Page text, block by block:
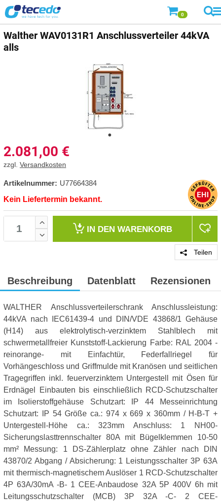
0
Walther WAV0131R1 Anschlussverteiler 44kVA
alls
2.081,00 €
zzgl. Versandkosten
Artikelnummer: U77664384
Kein Liefertermin bekannt.
IN DEN WARENKORB
Teilen
Beschreibung Datenblatt Rezensionen
WALTHER Anschlussverteilerschrank Anschlussleistung:
44kVA nach IEC61439-4 und DIN/VDE 43868/1 Gehäuse
(H14) aus elektrolytisch-verzinktem Stahlblech mit
schwermetallfreier Kunststoff-Lackierung Farbe: RAL 2004 -
reinorange- mit Einfachtür, Federfallriegel für
Vorhängeschloss und Griffmulde mit Kranösen und seitlichen
Tragegriffen inkl. feuerverzinktem Untergestell mit Ösen für
Erdnägel Einbauten bis einschließlich RCD-Schutzschalter
im Isolierstoffgehäuse Schutzart: IP 44 Messeinrichtung
Schutzart: IP 54 Größe ca.: 974 x 669 x 360mm / H-B-T +
Untergestell-Höhe ca.: 323mm Anschluss: 1 NH00-
Sicherungslasttrennschalter 80A mit Bügelklemmen 10-50
mm² Messung: 1 DS-Zählerplatz ohne Zähler nach DIN
43870/2 Abgang / Absicherung: 1 Leistungsschalter 3P 63A
mit thermisch-magnetischem Auslöser 1 RCD-Schutzschalter
4P 63A/30mA -B- 1 CEE-Anbaudose 32A 5P 400V 6h mit
Leitungsschutzschalter (MCB) 3P 32A -C- 2 CEE-